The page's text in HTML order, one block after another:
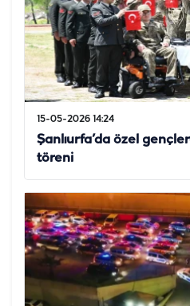
15-05-2026 14:24
Şanlıurfa’da özel
töreni